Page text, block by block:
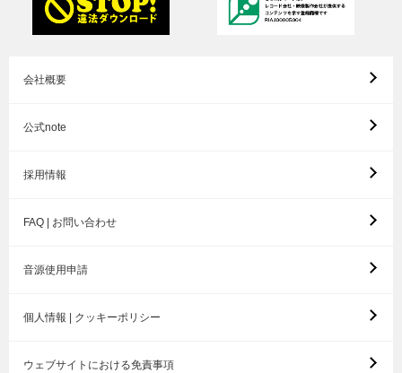
会社概要
公式note
採用情報
FAQ | お問い合わせ
音源使用申請
個人情報 | クッキーポリシー
ウェブサイトにおける免責事項